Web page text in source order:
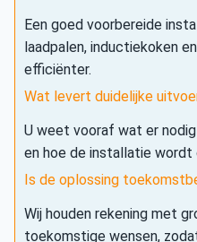
Een goed voorbereide
laadpalen, inductiekoken
efficiënter.
Wat levert duidelijke
U weet vooraf wat er
en hoe de installatie wordt
Is de oplossing
Wij houden rekening met
toekomstige wensen,